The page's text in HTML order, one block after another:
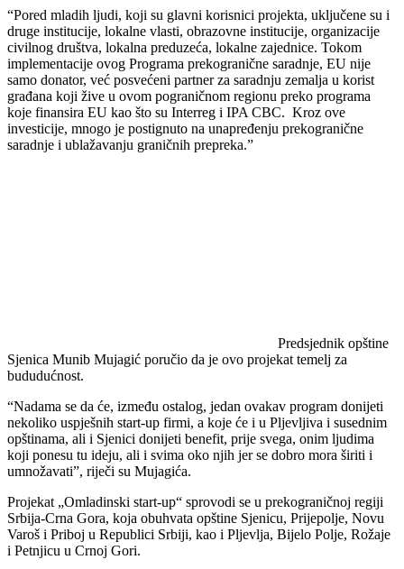
“Pored mladih ljudi, koji su glavni korisnici projekta, uključene su i
druge institucije, lokalne vlasti, obrazovne institucije, organizacije
civilnog društva, lokalna preduzeća, lokalne zajednice. Tokom
implementacije ovog Programa prekogranične saradnje, EU nije
samo donator, već posvećeni partner za saradnju zemalja u korist
građana koji žive u ovom pograničnom regionu preko programa
koje finansira EU kao što su Interreg i IPA CBC. Kroz ove
investicije, mnogo je postignuto na unapređenju prekogranične
saradnje i ublažavanju graničnih prepreka.”
Predsjednik opštine
Sjenica Munib Mujagić poručio da je ovo projekat temelj za
bududućnost.
“Nadama se da će, između ostalog, jedan ovakav program donijeti
nekoliko uspješnih start-up firmi, a koje će i u Pljevljiva i susednim
opštinama, ali i Sjenici donijeti benefit, prije svega, onim ljudima
koji ponesu tu ideju, ali i svima oko njih jer se dobro mora širiti i
umnožavati”, riječi su Mujagića.
Projekat „Omladinski start-up“ sprovodi se u prekograničnoj regiji
Srbija-Crna Gora, koja obuhvata opštine Sjenicu, Prijepolje, Novu
Varoš i Priboj u Republici Srbiji, kao i Pljevlja, Bijelo Polje, Rožaje
i Petnjicu u Crnoj Gori.